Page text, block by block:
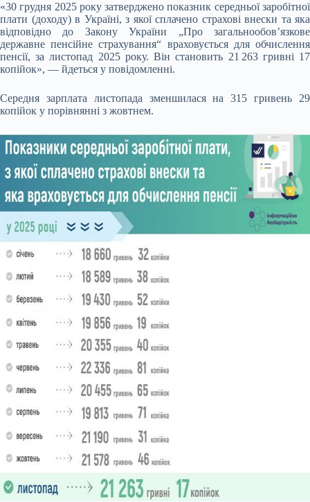
«30 грудня 2025 року затверджено показник середньої заробітної
плати (доходу) в Україні, з якої сплачено страхові внески та яка
відповідно до Закону України „Про загальнообов’язкове
державне пенсійне страхування“ враховується для обчислення
пенсії, за листопад 2025 року. Він становить 21 263 гривні 17
копійок», — йдеться у повідомленні.
Середня зарплата листопада зменшилася на 315 гривень 29
копійок у порівнянні з жовтнем.